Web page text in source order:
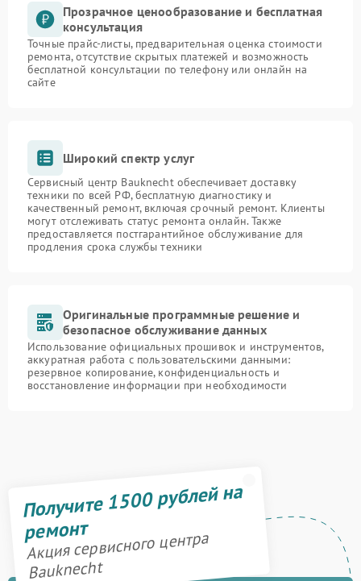
Прозрачное ценообразование и бесплатная
консультация
Точные прайс-листы, предварительная оценка стоимости
ремонта, отсутствие скрытых платежей и возможность
бесплатной консультации по телефону или онлайн на
сайте
Широкий спектр услуг
Сервисный центр Bauknecht обеспечивает доставку
техники по всей РФ, бесплатную диагностику и
качественный ремонт, включая срочный ремонт. Клиенты
могут отслеживать статус ремонта онлайн. Также
предоставляется постгарантийное обслуживание для
продления срока службы техники
Оригинальные программные решение и
безопасное обслуживание данных
Использование официальных прошивок и инструментов,
аккуратная работа с пользовательскими данными:
резервное копирование, конфиденциальность и
восстановление информации при необходимости
Получите 1500 рублей на
ремонт
Акция сервисного центра
Bauknecht